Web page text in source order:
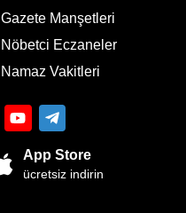
Gazete Manşetleri
Nöbetci Eczaneler
Namaz Vakitleri
App Store
ücretsiz indirin